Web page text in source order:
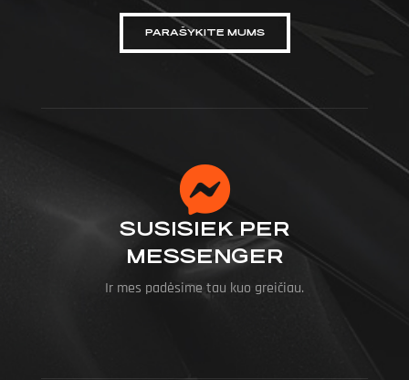
PARAŠYKITE MUMS
SUSISIEK PER
MESSENGER
Ir mes padėsime tau kuo greičiau.